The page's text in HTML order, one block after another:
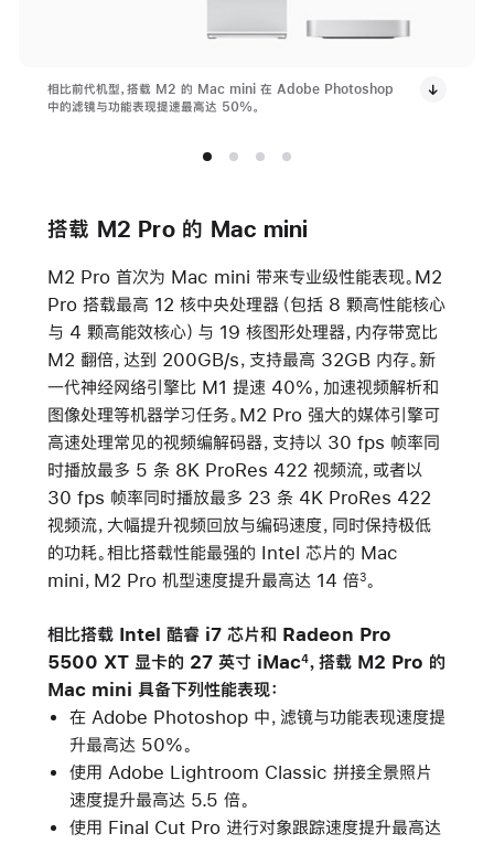
相比前代机型，搭载 M2 的 Mac mini 在 Adobe Photoshop
中的滤镜与功能表现提速最高达 50%。
搭载 M2 Pro 的 Mac mini
M2 Pro 首次为 Mac mini 带来专业级性能表现。M2
Pro 搭载最高 12 核中央处理器（包括 8 颗高性能核心
与 4 颗高能效核心）与 19 核图形处理器，内存带宽比
M2 翻倍，达到 200GB/s，支持最高 32GB 内存。新
一代神经网络引擎比 M1 提速 40%，加速视频解析和
图像处理等机器学习任务。M2 Pro 强大的媒体引擎可
高速处理常见的视频编解码器，支持以 30 fps 帧率同
时播放最多 5 条 8K ProRes 422 视频流，或者以
30 fps 帧率同时播放最多 23 条 4K ProRes 422
视频流，大幅提升视频回放与编码速度，同时保持极低
的功耗。相比搭载性能最强的 Intel 芯片的 Mac
mini，M2 Pro 机型速度提升最高达 14 倍3。
相比搭载 Intel 酷睿 i7 芯片和 Radeon Pro
5500 XT 显卡的 27 英寸 iMac4，搭载 M2 Pro 的
Mac mini 具备下列性能表现：
在 Adobe Photoshop 中，滤镜与功能表现速度提
升最高达 50%。
使用 Adobe Lightroom Classic 拼接全景照片
速度提升最高达 5.5 倍。
使用 Final Cut Pro 进行对象跟踪速度提升最高达